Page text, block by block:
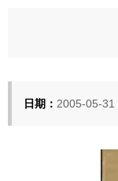
日期： 2005-05-31